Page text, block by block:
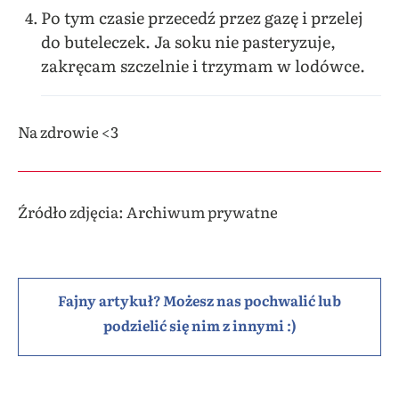
Po tym czasie przecedź przez gazę i przelej
do buteleczek. Ja soku nie pasteryzuje,
zakręcam szczelnie i trzymam w lodówce.
Na zdrowie <3
Źródło zdjęcia: Archiwum prywatne
Fajny artykuł? Możesz nas pochwalić lub
podzielić się nim z innymi :)